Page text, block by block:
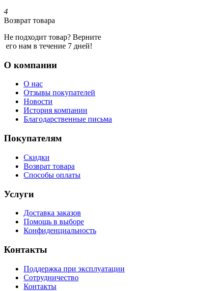
4
Возврат товара
Не подходит товар? Верните
его нам в течение 7 дней!
О компании
О нас
Отзывы покупателей
Новости
История компании
Благодарственные письма
Покупателям
Скидки
Возврат товара
Способы оплаты
Услуги
Доставка заказов
Помощь в выборе
Конфиденциальность
Контакты
Поддержка при эксплуатации
Сотрудничество
Контакты